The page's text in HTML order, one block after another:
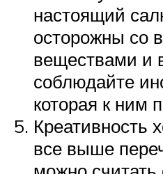
настоящий
осторожны со
веществами и
соблюдайте
которая к ним
Креативность
все выше